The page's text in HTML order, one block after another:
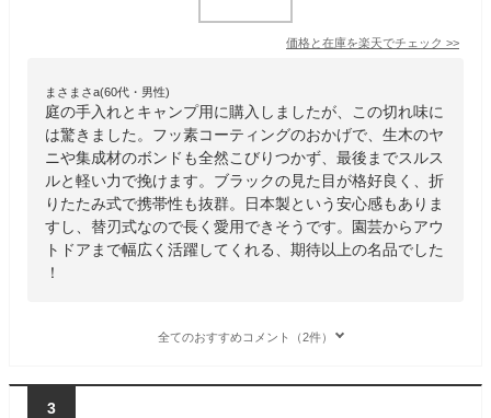
価格と在庫を楽天でチェック >>
まさまさa(60代・男性)
庭の手入れとキャンプ用に購入しましたが、この切れ味に
は驚きました。フッ素コーティングのおかげで、生木のヤ
ニや集成材のボンドも全然こびりつかず、最後までスルス
ルと軽い力で挽けます。ブラックの見た目が格好良く、折
りたたみ式で携帯性も抜群。日本製という安心感もありま
すし、替刃式なので長く愛用できそうです。園芸からアウ
トドアまで幅広く活躍してくれる、期待以上の名品でした
！
全てのおすすめコメント（2件）
3